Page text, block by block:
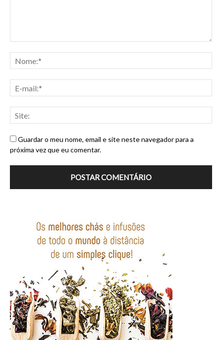
Guardar o meu nome, email e site neste navegador para a
próxima vez que eu comentar.